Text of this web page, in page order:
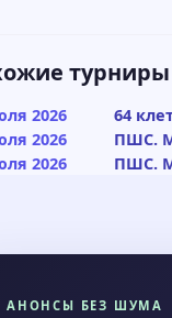
турниры
2026
64
2026
ПШС.
2026
ПШС.
АНОНСЫ БЕЗ ШУМА